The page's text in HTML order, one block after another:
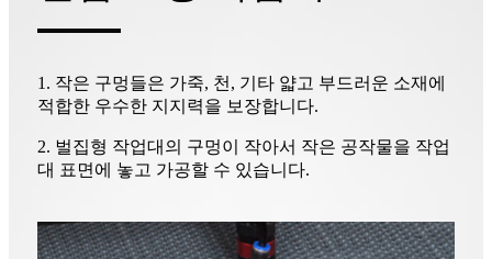
1. 작은 구멍들은 가죽, 천, 기타 얇고 부드러운 소재에
적합한 우수한 지지력을 보장합니다.
2. 벌집형 작업대의 구멍이 작아서 작은 공작물을 작업
대 표면에 놓고 가공할 수 있습니다.